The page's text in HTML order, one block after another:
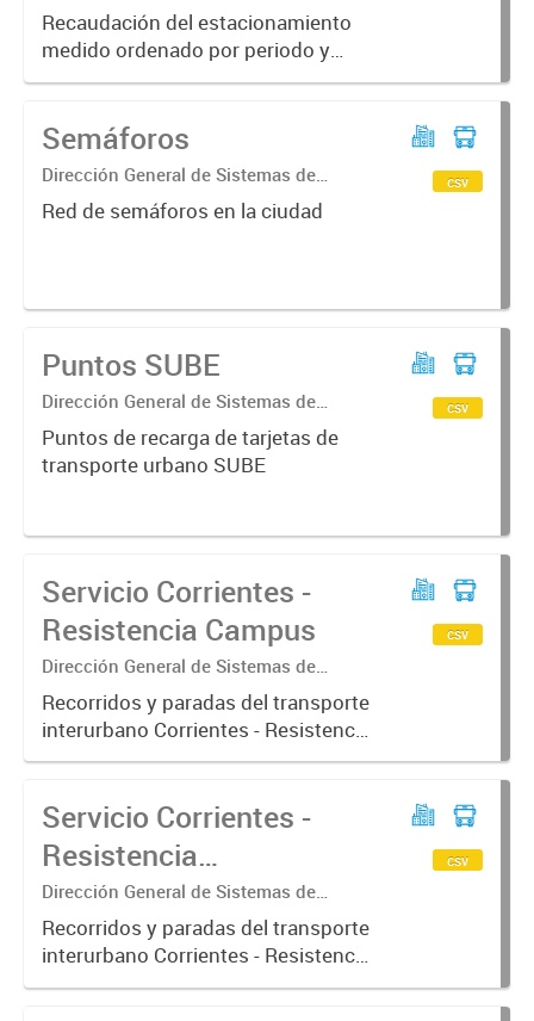
Secretaría de Movilidad Urbana y
Seguridad ciudadana; Dirección General
de Transporte Urbano; Dirección de
Estacionamiento...
Recaudación del estacionamiento
medido ordenado por periodo y
categoría de recaudador
Semáforos
Dirección General de Sistemas de
Información Geográfica
Red de semáforos en la ciudad
csv
Puntos SUBE
Dirección General de Sistemas de
Información Geográfica
Puntos de recarga de tarjetas de
transporte urbano SUBE
csv
Servicio Corrientes -
Resistencia Campus
Dirección General de Sistemas de
Información Geográfica
Recorridos y paradas del transporte
interurbano Corrientes - Resistencia
ramal Campus
csv
Servicio Corrientes -
Resistencia
Barranqueras
Dirección General de Sistemas de
Información Geográfica
Recorridos y paradas del transporte
interurbano Corrientes - Resistencia
ramal Barranqueras
csv